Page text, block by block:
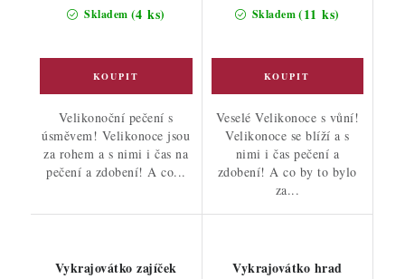
Skladem (4 ks)
Velikonoční pečení s
úsměvem! Velikonoce jsou
za rohem a s nimi i čas na
pečení a zdobení! A co...
Skladem(11 ks)
Veselé Velikonoce s vůní!
Velikonoce se blíží a s
nimi i čas pečení a
zdobení! A co by to bylo
za...
Vykrajovátko zajíček
Vykrajovátko hrad